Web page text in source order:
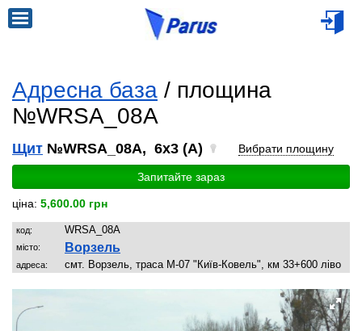
Адресна база / площина
№WRSA_08A
Щит №WRSA_08A, 6x3 (A) Вибрати площину
Запитайте зараз
ціна: 5,600.00 грн
код: WRSA_08A
місто: Ворзель
адреса: смт. Ворзель, траса М-07 "Київ-Ковель", км 33+600 ліво